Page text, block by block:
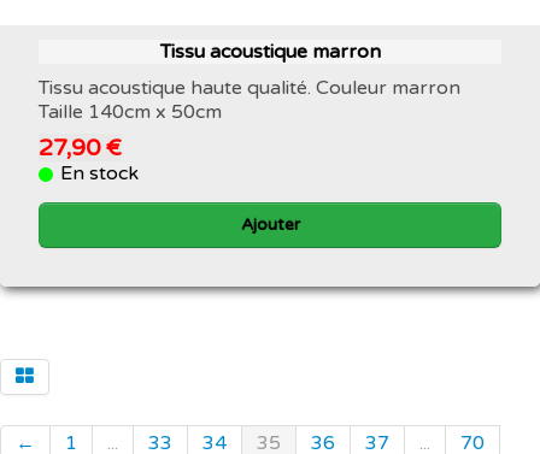
Tissu acoustique marron
Tissu acoustique haute qualité. Couleur marron
Taille 140cm x 50cm
27,90 €
En stock
Ajouter
← 1 ... 33 34 35 36 37 ...
70